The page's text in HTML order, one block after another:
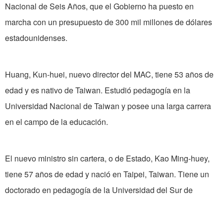
Nacional de Seis Años, que el Gobierno ha puesto en
marcha con un presupuesto de 300 mil millones de dólares
estadounidenses.
Huang, Kun-huei, nuevo director del MAC, tiene 53 años de
edad y es nativo de Taiwan. Estudió pedagogía en la
Universidad Nacional de Taiwan y posee una larga carrera
en el campo de la educación.
El nuevo ministro sin cartera, o de Estado, Kao Ming-huey,
tiene 57 años de edad y nació en Taipei, Taiwan. Tiene un
doctorado en pedagogía de la Universidad del Sur de